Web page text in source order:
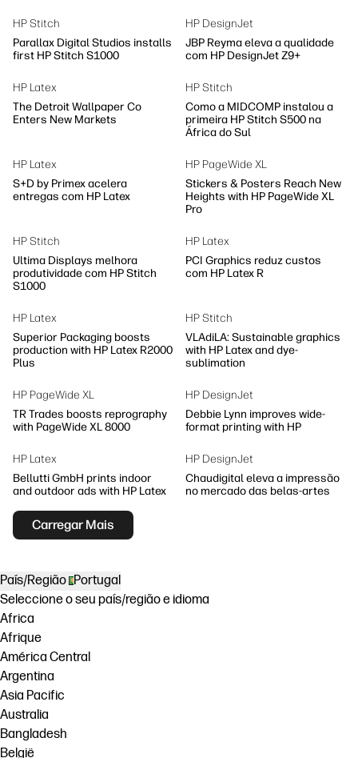
HP Stitch
Parallax Digital Studios installs
first HP Stitch S1000
HP DesignJet
JBP Reyma eleva a qualidade
com HP DesignJet Z9+
HP Latex
The Detroit Wallpaper Co
Enters New Markets
HP Stitch
Como a MIDCOMP instalou a
primeira HP Stitch S500 na
África do Sul
HP Latex
S+D by Primex acelera
entregas com HP Latex
HP PageWide XL
Stickers & Posters Reach New
Heights with HP PageWide XL
Pro
HP Stitch
Ultima Displays melhora
produtividade com HP Stitch
S1000
HP Latex
PCI Graphics reduz custos
com HP Latex R
HP Latex
Superior Packaging boosts
production with HP Latex R2000
Plus
HP Stitch
VLAdiLA: Sustainable graphics
with HP Latex and dye-
sublimation
HP PageWide XL
TR Trades boosts reprography
with PageWide XL 8000
HP DesignJet
Debbie Lynn improves wide-
format printing with HP
HP Latex
Bellutti GmbH prints indoor
and outdoor ads with HP Latex
HP DesignJet
Chaudigital eleva a impressão
no mercado das belas-artes
Carregar Mais
País/Região Portugal
Seleccione o seu país/região e idioma
Africa
Afrique
América Central
Argentina
Asia Pacific
Australia
Bangladesh
België